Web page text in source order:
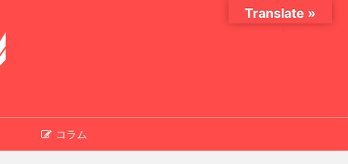
コラム
Translate »